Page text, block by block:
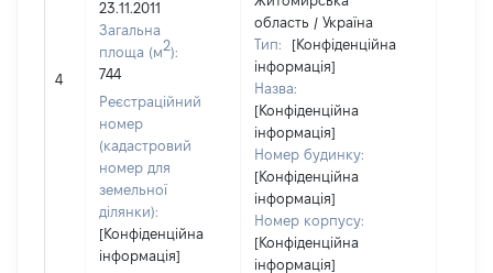
4
23.11.2011
Загальна
площа (м2):
744
Реєстраційний
номер
(кадастровий
номер для
земельної
ділянки):
[Конфіденційна
інформація]
область / Україна
Тип:
[Конфіденційна
інформація]
Назва:
[Конфіденційна
інформація]
Номер будинку:
[Конфіденційна
інформація]
Номер корпусу:
[Конфіденційна
інформація]